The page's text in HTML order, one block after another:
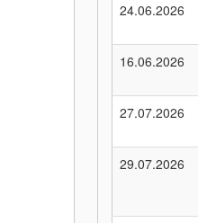
24.06.2026
16.06.2026
27.07.2026
29.07.2026